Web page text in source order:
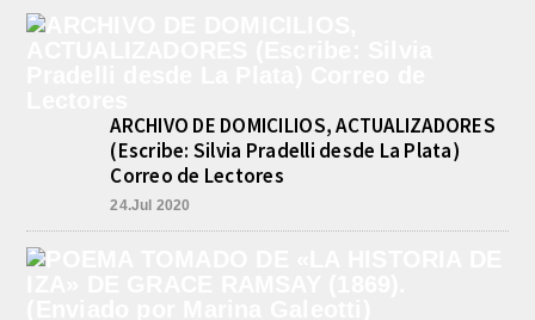
Un helicóptero que participaba de la
búsqueda, encontró hoy el cuerpo sin
vida de la persona que se buscaba
en...
JUEGA EL FEDERAL TRAS UN
ARCHIVO DE DOMICILIOS, ACTUALIZADORES
(Escribe: Silvia Pradelli desde La Plata)
Correo de Lectores
24.Jul 2020